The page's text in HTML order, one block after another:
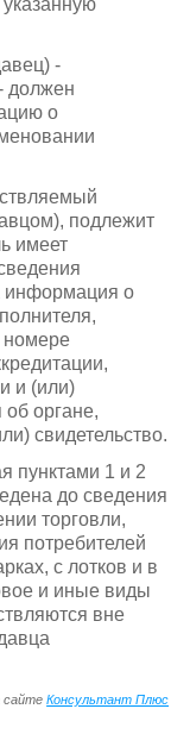
-
должен
о
подлежит
имеет
информация о
номере
и (или)
органе,
свидетельство.
пунктами 1 и 2
до сведения
торговли,
потребителей
с лотков и в
и иные виды
вне
сайтеКонсультант Плюс